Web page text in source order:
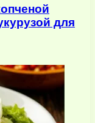
для